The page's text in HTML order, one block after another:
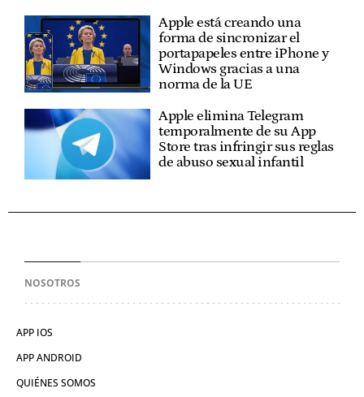
Apple está creando una
forma de sincronizar el
portapapeles entre iPhone y
Windows gracias a una
norma de la UE
Apple elimina Telegram
temporalmente de su App
Store tras infringir sus reglas
de abuso sexual infantil
NOSOTROS
APP IOS
APP ANDROID
QUIÉNES SOMOS